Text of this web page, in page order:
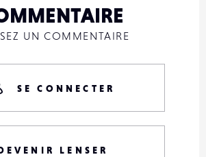
UN COMMENTAIRE
SE CONNECTER
LENSER